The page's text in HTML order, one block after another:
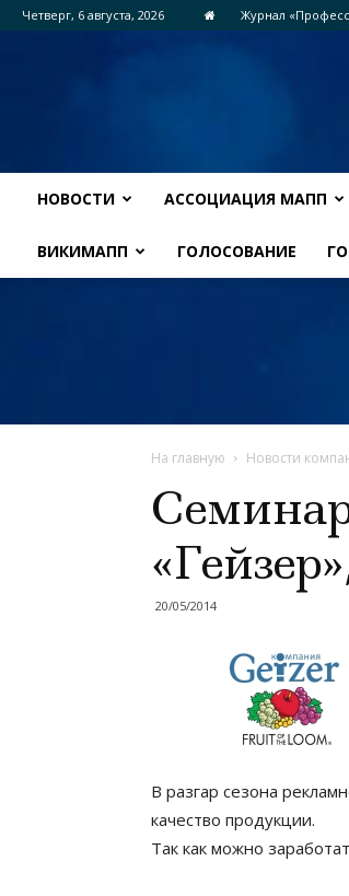
Четверг, 6 августа, 2026 Журнал
НОВОСТИ АССОЦИАЦИЯ МАПП
ВИКИМАПП ГОЛОСОВАНИЕ
На главную Новости
20/05/2014
В разгар сезона
качество продукции.
Так как можно